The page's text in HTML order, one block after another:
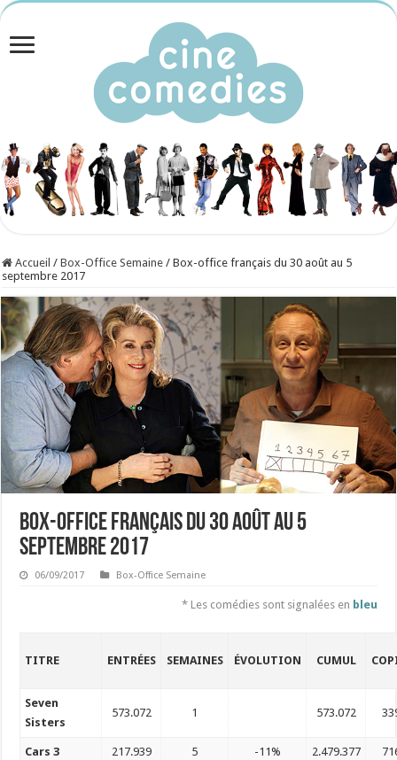
Accueil / Box-Office Semaine / Box-office français du 30 août au 5
septembre 2017
Box-office français du 30 août au 5
septembre 2017
06/09/2017 Box-Office Semaine
* Les comédies sont signalées en bleu
TITRE ENTRÉES SEMAINES ÉVOLUTION CUMUL
Seven
Sisters
573.072 1 573.072
Cars 3 217.939 5 -11% 2.479.377